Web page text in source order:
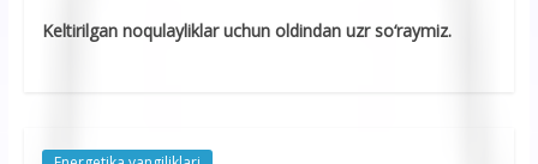
Keltirilgan noqulayliklar uchun oldindan uzr sо‘raymiz.